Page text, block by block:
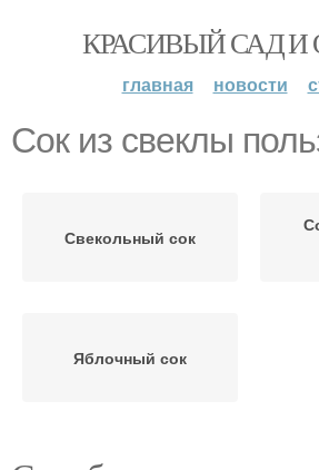
КРАСИВЫЙ САД И
главная новости
Сок из свеклы
Свекольный сок
Яблочный сок